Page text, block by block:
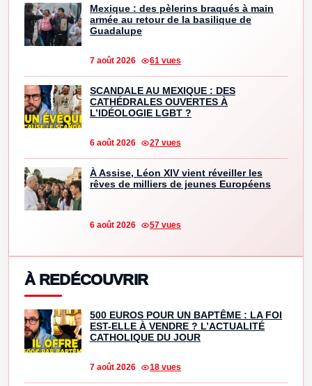
Mexique : des pèlerins braqués à main
armée au retour de la basilique de
Guadalupe
7 août 2026 61 vues
SCANDALE AU MEXIQUE : DES
CATHÉDRALES OUVERTES À
L’IDÉOLOGIE LGBT ?
6 août 2026 27 vues
À Assise, Léon XIV vient réveiller les
rêves de milliers de jeunes Européens
6 août 2026 57 vues
À REDÉCOUVRIR
500 EUROS POUR UN BAPTÊME : LA FOI
EST-ELLE À VENDRE ? L’ACTUALITÉ
CATHOLIQUE DU JOUR
7 août 2026 18 vues